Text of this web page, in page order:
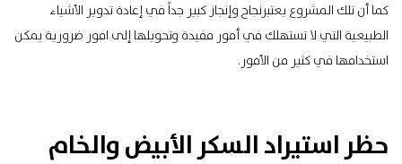
كما أن تلك المشروع يعتبرنجاح وإنجاز كبير جداً في إعادة تدوير الأشياء
الطبيعية التي لا تستهلك في أمور مفيدة وتحويلها إلى امور ضرورية يمكن
استخدامها في كثير من الأمور.
حظر استيراد السكر الأبيض والخام